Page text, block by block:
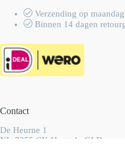
Verzending op
Binnen 14 dagen
Contact
De Heurne 1
NL-7255 CK Hengelo GLD